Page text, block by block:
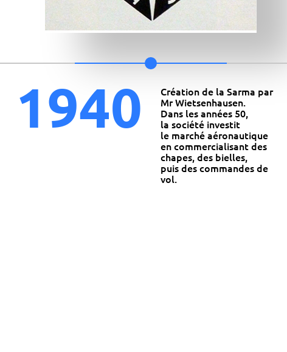
1940
Création de la Sarma par
Mr Wietsenhausen.
Dans les années 50,
la société investit
le marché aéronautique
en commercialisant des
chapes, des bielles,
puis des commandes de
vol.